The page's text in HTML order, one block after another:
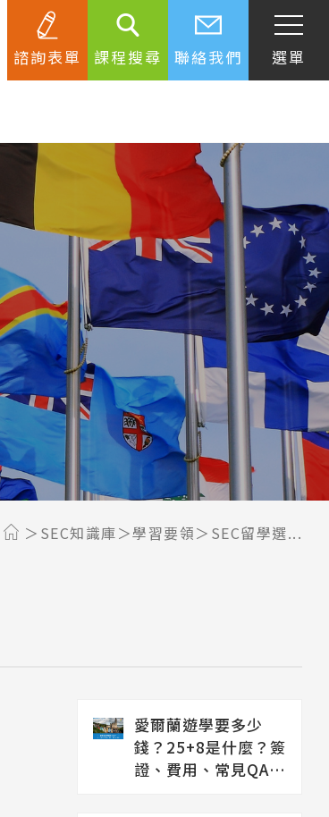
諮詢表單 課程搜尋 聯絡我們 選單
SEC
生活資訊
跟著遊學大使看世界
學習要領
工作規範
生涯規劃
SEC知識庫 學習要領 SEC留學選...
愛爾蘭遊學要多少
錢？25+8是什麼？簽
證、費用、常見QA解